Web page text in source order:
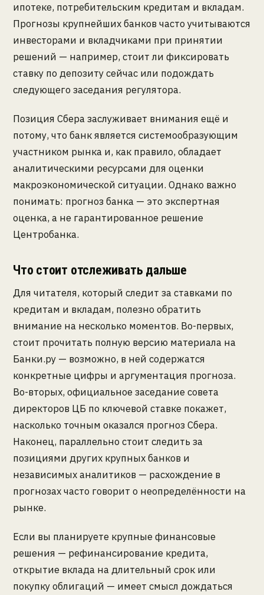
ипотеке, потребительским кредитам и вкладам.
Прогнозы крупнейших банков часто учитываются
инвесторами и вкладчиками при принятии
решений — например, стоит ли фиксировать
ставку по депозиту сейчас или подождать
следующего заседания регулятора.
Позиция Сбера заслуживает внимания ещё и
потому, что банк является системообразующим
участником рынка и, как правило, обладает
аналитическими ресурсами для оценки
макроэкономической ситуации. Однако важно
понимать: прогноз банка — это экспертная
оценка, а не гарантированное решение
Центробанка.
Что стоит отслеживать дальше
Для читателя, который следит за ставками по
кредитам и вкладам, полезно обратить
внимание на несколько моментов. Во-первых,
стоит прочитать полную версию материала на
Банки.ру — возможно, в ней содержатся
конкретные цифры и аргументация прогноза.
Во-вторых, официальное заседание совета
директоров ЦБ по ключевой ставке покажет,
насколько точным оказался прогноз Сбера.
Наконец, параллельно стоит следить за
позициями других крупных банков и
независимых аналитиков — расхождение в
прогнозах часто говорит о неопределённости на
рынке.
Если вы планируете крупные финансовые
решения — рефинансирование кредита,
открытие вклада на длительный срок или
покупку облигаций — имеет смысл дождаться